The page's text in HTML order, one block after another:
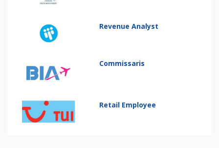
Revenue Analyst
Commissaris
Retail Employee